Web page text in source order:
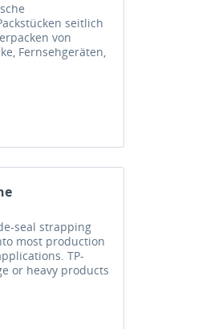
seitlich
von
Fernsehgeräten,
seal strapping
most production
TP-
or heavy products